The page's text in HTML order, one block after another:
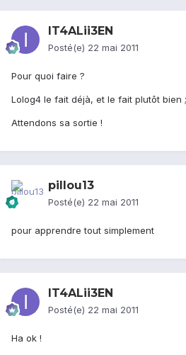
IT4ALii3EN
Posté(e) 22 mai 2011
Pour quoi faire ?
Lolog4 le fait déjà, et le fait plutôt bien
Attendons sa sortie !
pillou13
Posté(e) 22 mai 2011
pour apprendre tout simplement
IT4ALii3EN
Posté(e) 22 mai 2011
Ha ok !